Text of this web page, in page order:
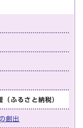
ふるさと納税）
創出